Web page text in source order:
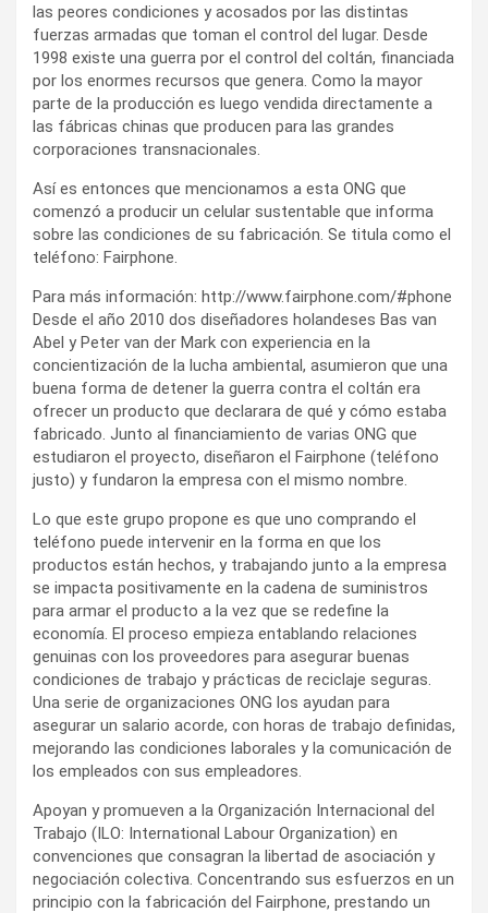
las peores condiciones y acosados por las distintas
fuerzas armadas que toman el control del lugar. Desde
1998 existe una guerra por el control del coltán, financiada
por los enormes recursos que genera. Como la mayor
parte de la producción es luego vendida directamente a
las fábricas chinas que producen para las grandes
corporaciones transnacionales.
Así es entonces que mencionamos a esta ONG que
comenzó a producir un celular sustentable que informa
sobre las condiciones de su fabricación. Se titula como el
teléfono: Fairphone.
Para más información: http://www.fairphone.com/#phone
Desde el año 2010 dos diseñadores holandeses Bas van
Abel y Peter van der Mark con experiencia en la
concientización de la lucha ambiental, asumieron que una
buena forma de detener la guerra contra el coltán era
ofrecer un producto que declarara de qué y cómo estaba
fabricado. Junto al financiamiento de varias ONG que
estudiaron el proyecto, diseñaron el Fairphone (teléfono
justo) y fundaron la empresa con el mismo nombre.
Lo que este grupo propone es que uno comprando el
teléfono puede intervenir en la forma en que los
productos están hechos, y trabajando junto a la empresa
se impacta positivamente en la cadena de suministros
para armar el producto a la vez que se redefine la
economía. El proceso empieza entablando relaciones
genuinas con los proveedores para asegurar buenas
condiciones de trabajo y prácticas de reciclaje seguras.
Una serie de organizaciones ONG los ayudan para
asegurar un salario acorde, con horas de trabajo definidas,
mejorando las condiciones laborales y la comunicación de
los empleados con sus empleadores.
Apoyan y promueven a la Organización Internacional del
Trabajo (ILO: International Labour Organization) en
convenciones que consagran la libertad de asociación y
negociación colectiva. Concentrando sus esfuerzos en un
principio con la fabricación del Fairphone, prestando un